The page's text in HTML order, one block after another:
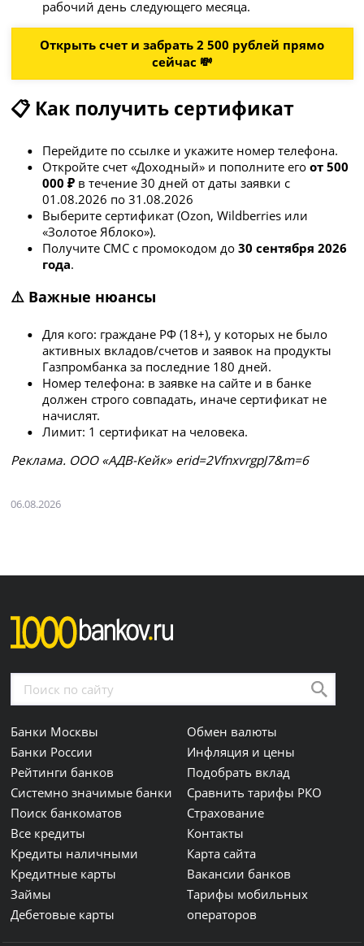
рабочий день следующего месяца.
Открыть счет и забрать 2 500 рублей прямо
сейчас 💸
📋 Как получить сертификат
Перейдите по ссылке и укажите номер телефона.
Откройте счет «Доходный» и пополните его от 500
000 ₽в течение 30 дней от даты заявки с
01.08.2026 по 31.08.2026
Выберите сертификат (Ozon, Wildberries или
«Золотое Яблоко»).
Получите СМС с промокодом до 30 сентября 2026
года.
⚠️ Важные нюансы
Для кого: граждане РФ (18+), у которых не было
активных вкладов/счетов и заявок на продукты
Газпромбанка за последние 180 дней.
Номер телефона: в заявке на сайте и в банке
должен строго совпадать, иначе сертификат не
начислят.
Лимит: 1 сертификат на человека.
Рeклaмa. ООО «АДВ-Кейк» erid=2VfnxvrgpJ7&m=6
06.08.2026
Банки Москвы
Банки России
Рейтинги банков
Системно значимые банки
Поиск банкоматов
Все кредиты
Кредиты наличными
Кредитные карты
Займы
Дебетовые карты
Обмен валюты
Инфляция и цены
Подобрать вклад
Сравнить тарифы РКО
Страхование
Контакты
Карта сайта
Вакансии банков
Тарифы мобильных
операторов